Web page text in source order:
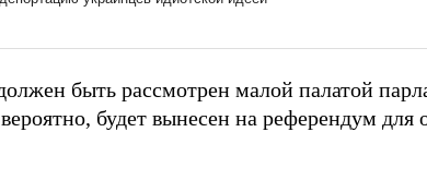
быть рассмотрен малой палатой
будет вынесен на референдум для